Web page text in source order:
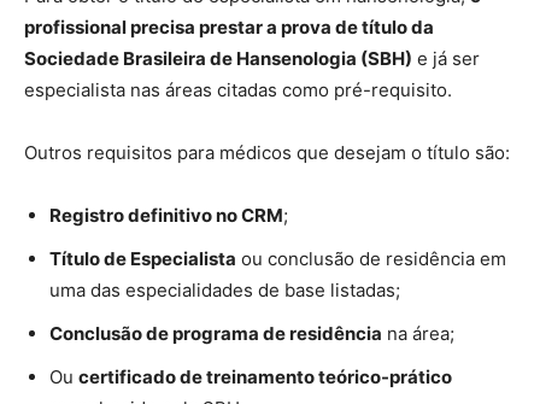
profissional precisa prestar a prova de título da
Sociedade Brasileira de Hansenologia (SBH) e já ser
especialista nas áreas citadas como pré-requisito.
Outros requisitos para médicos que desejam o título são:
Registro definitivo no CRM;
Título de Especialista ou conclusão de residência em
uma das especialidades de base listadas;
Conclusão de programa de residência na área;
Ou certificado de treinamento teórico-prático